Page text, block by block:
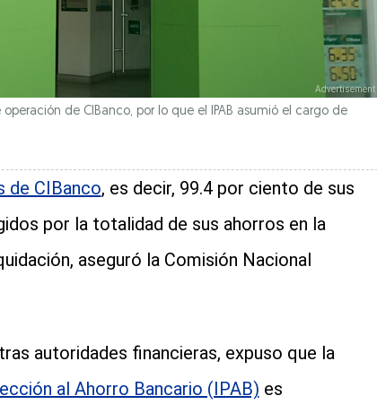
de CIBanco, por lo que el IPAB asumió el cargo de
de CIBanco, es decir, 99.4 por ciento de sus
por la totalidad de sus ahorros en la
aseguró la Comisión Nacional
autoridades financieras, expuso que la
al Ahorro Bancario (IPAB) es